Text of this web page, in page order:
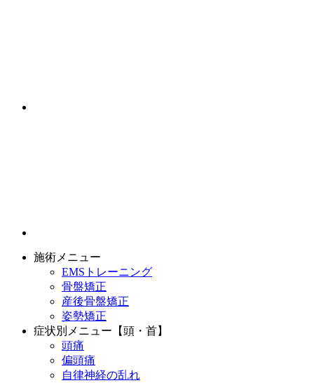
施術メニュー
EMSトレーニング
骨盤矯正
産後骨盤矯正
姿勢矯正
症状別メニュー【頭・首】
頭痛
偏頭痛
自律神経の乱れ